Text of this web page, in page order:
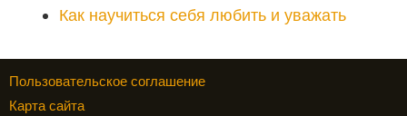
Как научиться себя любить и уважать
Пользовательское соглашение
Карта сайта